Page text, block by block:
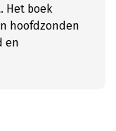
Het boek
hoofdzonden
en